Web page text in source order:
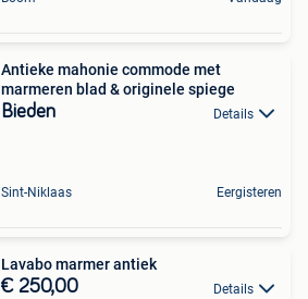
Antieke mahonie commode met
marmeren blad & originele spiege
Bieden Details
Sint-Niklaas Eergisteren
Lavabo marmer antiek
€ 250,00 Details